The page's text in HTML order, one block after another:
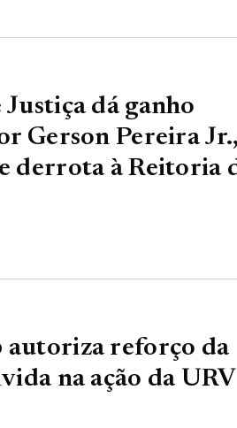
dá ganho
Gerson Pereira Jr.,
derrota à Reitoria
autoriza reforço da
na ação da URV